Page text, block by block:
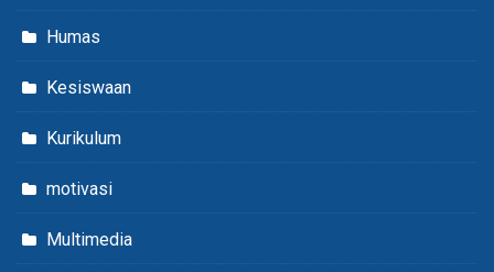
Humas
Kesiswaan
Kurikulum
motivasi
Multimedia